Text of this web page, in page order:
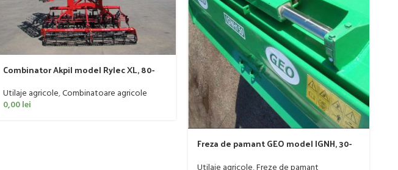
Combinator Akpil model Rylec XL, 80-
Utilaje agricole,Combinatoare agricole
0,00lei
Freza de pamant GEO model IGNH, 30-